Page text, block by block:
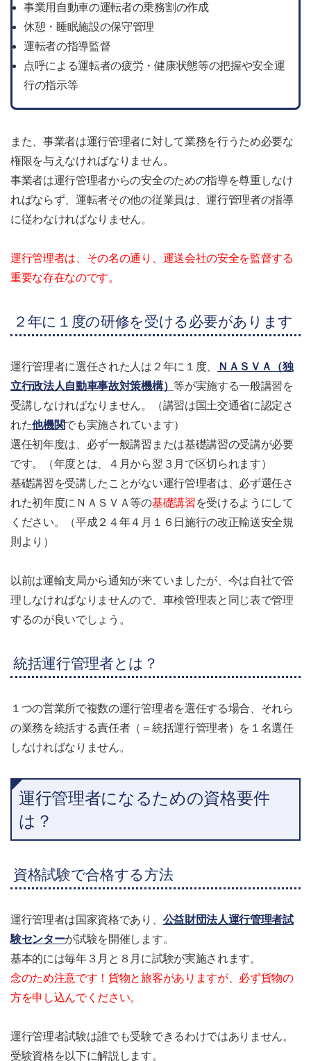
事業用自動車の運転者の乗務割の作成
休憩・睡眠施設の保守管理
運転者の指導監督
点呼による運転者の疲労・健康状態等の把握や安全運
行の指示等
また、事業者は運行管理者に対して業務を行うため必要な
権限を与えなければなりません。
事業者は運行管理者からの安全のための指導を尊重しなけ
ればならず、運転者その他の従業員は、運行管理者の指導
に従わなければなりません。
運行管理者は、その名の通り、運送会社の安全を監督する
重要な存在なのです。
２年に１度の研修を受ける必要があります
運行管理者に選任された人は２年に１度、
ＮＡＳＶＡ（独
立行政法人自動車事故対策機構）等が実施する一般講習を
受講しなければなりません。（講習は国土交通省に認定さ
れた他機関でも実施されています）
選任初年度は、必ず一般講習または基礎講習の受講が必要
です。（年度とは、４月から翌３月で区切られます）
基礎講習を受講したことがない運行管理者は、必ず選任さ
れた初年度にＮＡＳＶＡ等の基礎講習を受けるようにして
ください。（平成２４年４月１６日施行の改正輸送安全規
則より）
以前は運輸支局から通知が来ていましたが、今は自社で管
理しなければなりませんので、車検管理表と同じ表で管理
するのが良いでしょう。
統括運行管理者とは？
１つの営業所で複数の運行管理者を選任する場合、それら
の業務を統括する責任者（＝統括運行管理者）を１名選任
しなければなりません。
運行管理者になるための資格要件
は？
資格試験で合格する方法
運行管理者は国家資格であり、 公益財団法人運行管理者試
験センターが試験を開催します。
基本的には毎年３月と８月に試験が実施されます。
念のため注意です！貨物と旅客がありますが、必ず貨物の
方を申し込んでください。
運行管理者試験は誰でも受験できるわけではありません。
受験資格を以下に解説します。